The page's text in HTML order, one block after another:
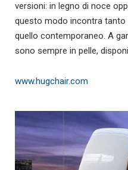
versioni: in legno di noce
questo modo incontra
quello contemporaneo. A
sono sempre in pelle,
www.hugchair.com